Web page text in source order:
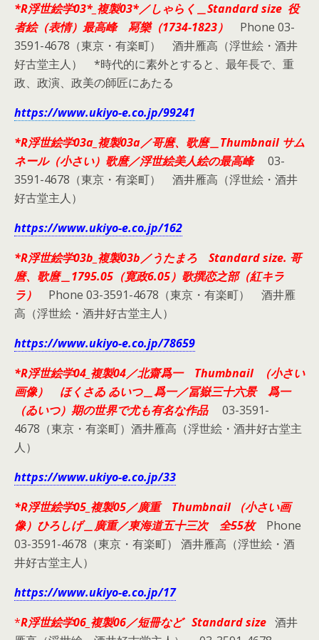
*R浮世絵学03*_複製03*／しゃらく＿Standard size 役
者絵（表情）最高峰 冩樂（1734-1823）
Phone 03-
3591-4678（東京・有楽町） 酒井雁高（浮世絵・酒井
好古堂主人） *時代的に素外とすると、最年長で、重
政、政演、政美の師匠にあたる
https://www.ukiyo-e.co.jp/99241
*R浮世絵学03a_複製03a／哥麿、歌麿＿Thumbnail サム
ネール（小さい）歌麿／浮世絵美人絵の最高峰03-
3591-4678（東京・有楽町） 酒井雁高（浮世絵・酒井
好古堂主人）
https://www.ukiyo-e.co.jp/162
*R浮世絵学03b_複製03b／うたまろ Standard size. 哥
麿、歌麿＿1795.05（寛政6.05）歌撰恋之部（紅キラ
ラ）
Phone 03-3591-4678（東京・有楽町） 酒井雁
高（浮世絵・酒井好古堂主人）
https://www.ukiyo-e.co.jp/78659
*R浮世絵学04_複製04／北齋爲一 Thumbnail （小さい
画像） ほくさゐ ゐいつ＿爲一／冨嶽三十六景 爲一
（ゐいつ）期の世界で尤も有名な作品03-3591-
4678（東京・有楽町）酒井雁高（浮世絵・酒井好古堂主
人）
https://www.ukiyo-e.co.jp/33
*R浮世絵学05_複製05／廣重 Thumbnail （小さい画
像）ひろしげ＿廣重／東海道五十三次 全55枚Phone
03-3591-4678（東京・有楽町） 酒井雁高（浮世絵・酒
井好古堂主人）
https://www.ukiyo-e.co.jp/17
*R浮世絵学06_複製06／短冊など Standard size 酒井